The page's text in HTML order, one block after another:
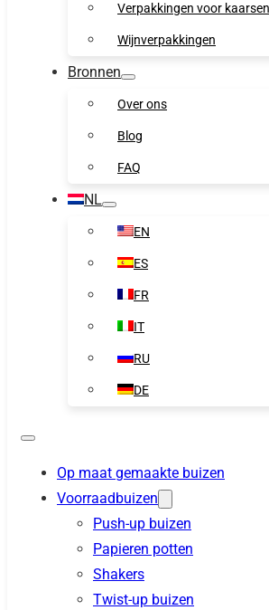
Verpakkingen voor kaarsen
Wijnverpakkingen
Bronnen
Over ons
Blog
FAQ
NL
EN
ES
FR
IT
RU
DE
Op maat gemaakte buizen
Voorraadbuizen
Push-up buizen
Papieren potten
Shakers
Twist-up buizen